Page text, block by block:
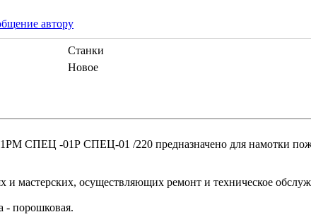
автору
Станки
Новое
СПЕЦ -01Р СПЕЦ-01 /220 предназначено для намотки
мастерских, осуществляющих ремонт и техническое
- порошковая.